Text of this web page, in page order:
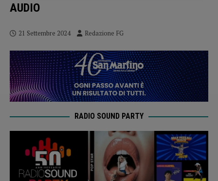
AUDIO
21 Settembre 2024 Redazione FG
RADIO SOUND PARTY